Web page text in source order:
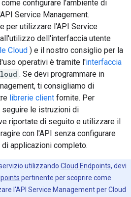
configurare l'ambiente di
Service Management.
per utilizzare l'API Service
dell'interfaccia utente
Cloud ) e il nostro consiglio per la
operativi è tramite l'interfaccia
. Se devi programmare in
ti consigliamo di
librerie client fornite. Per
seguire le istruzioni di
riportate di seguito e utilizzare il
con l'API senza configurare
applicazioni completo.
utilizzando Cloud Endpoints, devi
pertinente per scoprire come
l'API Service Management per Cloud